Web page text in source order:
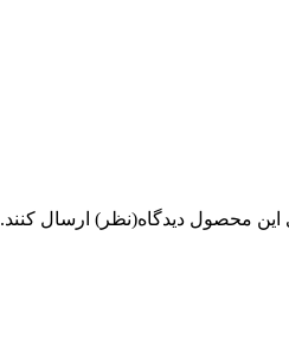
این محصول دیدگاه(نظر) ارسال کنند.